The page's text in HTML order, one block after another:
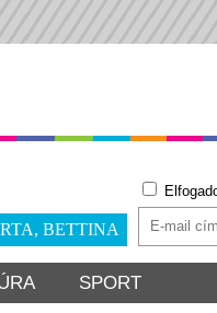
BETTINA
SPORT